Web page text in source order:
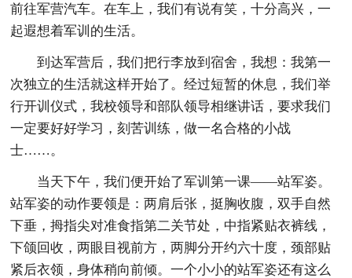
前往军营汽车。在车上，我们有说有笑，十分高兴，一
起遐想着军训的生活。
到达军营后，我们把行李放到宿舍，我想：我第一
次独立的生活就这样开始了。经过短暂的休息，我们举
行开训仪式，我校领导和部队领导相继讲话，要求我们
一定要好好学习，刻苦训练，做一名合格的小战
士……。
当天下午，我们便开始了军训第一课——站军姿。
站军姿的动作要领是：两肩后张，挺胸收腹，双手自然
下垂，拇指尖对准食指第二关节处，中指紧贴衣裤线，
下颌回收，两眼目视前方，两脚分开约六十度，颈部贴
紧后衣领，身体稍向前倾。一个小小的站军姿还有这么